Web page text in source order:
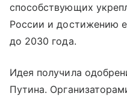
способствующих
России и достижению
до 2030 года.
Идея получила
Путина.